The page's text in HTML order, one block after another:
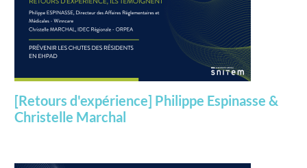
[Retours d'expérience] Philippe Espinasse &
Christelle Marchal